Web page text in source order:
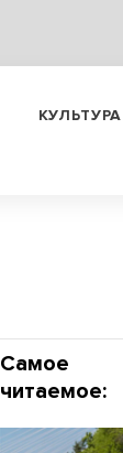
КУЛЬТУРА
Самое
читаемое: